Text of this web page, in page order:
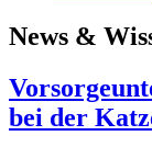
News &
bei der